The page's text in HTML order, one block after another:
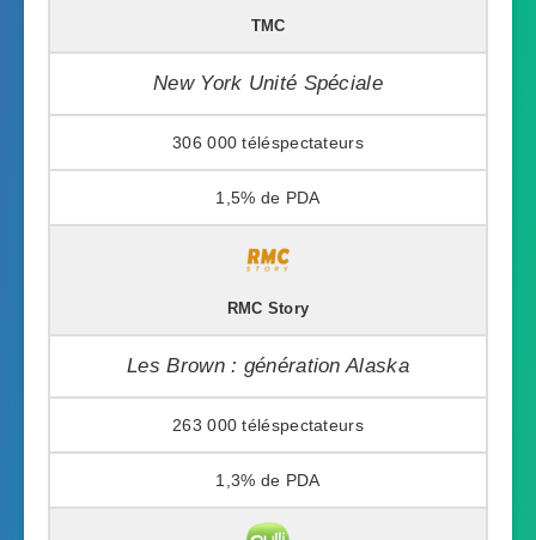
TMC
New York Unité Spéciale
306 000
1,5%
RMC Story
Les Brown : génération Alaska
263 000
1,3%